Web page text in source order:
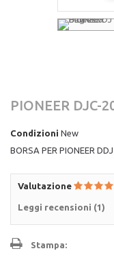
PIONEER DJC-
Condizioni New
BORSA PER PIONEER
Valutazione
Leggi recensioni (1)
Stampa: